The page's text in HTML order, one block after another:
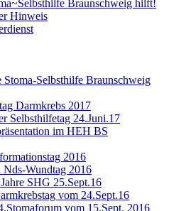
Braunschweig hilft!
Hinweis
Stoma-Selbsthilfe Braunschweig
Darmkrebs 2017
Selbsthilfetag 24.Juni.17
im HEH BS
2016
Nds-Wundtag 2016
SHG 25.Sept.16
vom 24.Sept.16
vom 15.Sept. 2016